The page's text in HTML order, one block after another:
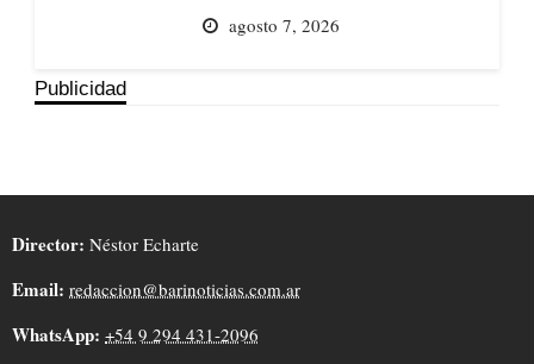
agosto 7, 2026
Publicidad
Director: Néstor Echarte
Email: redaccion@barinoticias.com.ar
WhatsApp: +54 9 294 431-2096